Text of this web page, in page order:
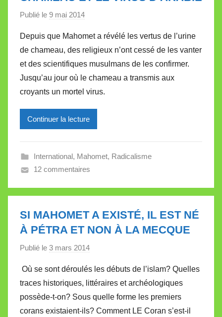
Publié le 9 mai 2014
r
M
i
r
e
l
l
V
a
l
t
e
Depuis que Mahomet a révélé les vertus de l’urine
de chameau, des religieux n’ont cessé de les vanter
et des scientifiques musulmans de les confirmer.
Jusqu’au jour où le chameau a transmis aux
croyants un mortel virus.
Continuer la lecture
International, Mahomet, Radicalisme
12 commentaires
SI MAHOMET A EXISTÉ, IL EST NÉ
À PÉTRA ET NON À LA MECQUE
Publié le 3 mars 2014
r
M
i
r
Où se sont déroulés les débuts de l’islam? Quelles
traces historiques, littéraires et archéologiques
possède-t-on? Sous quelle forme les premiers
corans existaient-ils? Comment LE Coran s’est-il